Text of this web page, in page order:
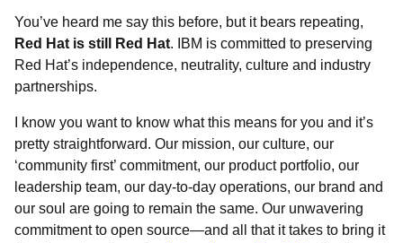
You’ve heard me say this before, but it bears repeating,
Red Hat is still Red Hat. IBM is committed to preserving
Red Hat’s independence, neutrality, culture and industry
partnerships.
I know you want to know what this means for you and it’s
pretty straightforward. Our mission, our culture, our
‘community first’ commitment, our product portfolio, our
leadership team, our day-to-day operations, our brand and
our soul are going to remain the same. Our unwavering
commitment to open source—and all that it takes to bring it